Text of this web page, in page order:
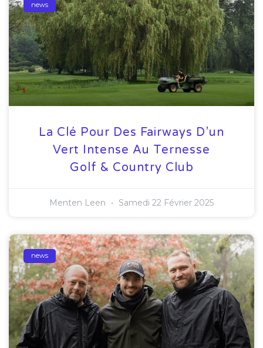
news
La Clé Pour Des Fairways D’un
Vert Intense Au Ternesse
Golf & Country Club
Menten Leen Samedi 22 Février 2025
news